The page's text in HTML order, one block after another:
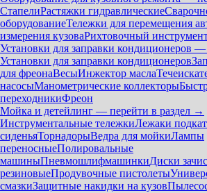
СтапелиРастяжки гидравлические
оборудованиеТележки для перемещения
измерения кузоваРихтовочный
Установки для заправки кондиционеров
Установки для заправки кондиционеров
для фреонаВесыИнжектор масла
насосыМанометрические коллекторы
переходникиФреон
Мойка и детейлинг — перейти в раздел →
Инструментальные тележкиЛежаки
сиденьяТорнадорыВедра для мойкиЛампы
переносныеПолировальные
машиныПневмошлифмашинкиДиски
резиновыеПродувочные пистолеты
смазкиЗащитные накидки на кузов